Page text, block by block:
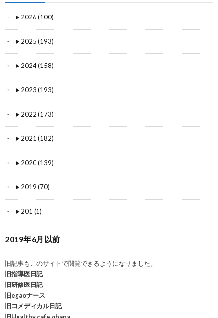
► 2026 (100)
► 2025 (193)
► 2024 (158)
► 2023 (193)
► 2022 (173)
► 2021 (182)
► 2020 (139)
► 2019 (70)
► 201 (1)
2019年6月以前
旧記事もこのサイトで閲覧できるようになりました。
旧指導医日記
旧研修医日記
旧egaoナース
旧コメディカル日記